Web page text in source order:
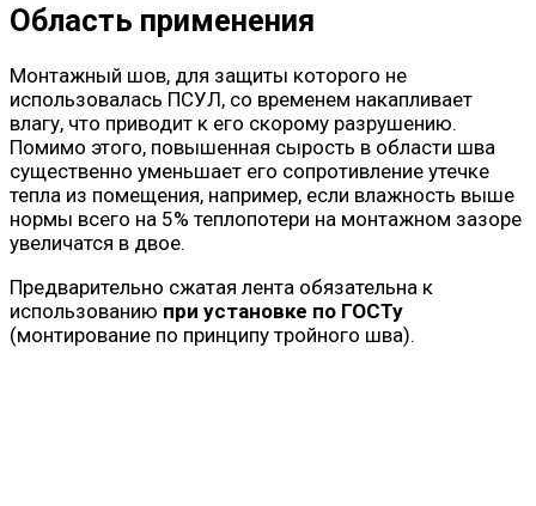
Область применения
Монтажный шов, для защиты которого не
использовалась ПСУЛ, со временем накапливает
влагу, что приводит к его скорому разрушению.
Помимо этого, повышенная сырость в области шва
существенно уменьшает его сопротивление утечке
тепла из помещения, например, если влажность выше
нормы всего на 5% теплопотери на монтажном зазоре
увеличатся в двое.
Предварительно сжатая лента обязательна к
использованию при установке по ГОСТу
(монтирование по принципу тройного шва).